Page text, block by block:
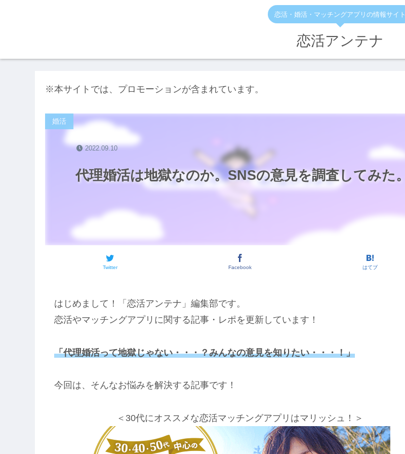
恋活・婚活・マッチングアプリの情報サイト
恋活アンテナ
※本サイトでは、プロモーションが含まれています。
代理婚活は地獄なのか。SNSの意見を調査してみた。
婚活
Twitter Facebook はてブ
2022.09.10
はじめまして！「恋活アンテナ」編集部です。
恋活やマッチングアプリに関する記事・レポを更新しています！
「代理婚活って地獄じゃない・・・？みんなの意見を知りたい・・・！」
今回は、そんなお悩みを解決する記事です！
＜30代にオススメな恋活マッチングアプリはマリッシュ！＞